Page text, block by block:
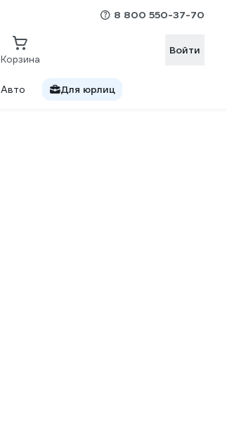
8 800 550-37-70
Корзина
Войти
Авто Для юрлиц